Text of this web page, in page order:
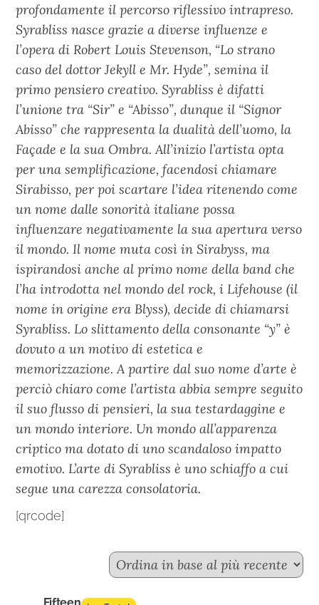
profondamente il percorso riflessivo intrapreso.
Syrabliss nasce grazie a diverse influenze e
l’opera di Robert Louis Stevenson, “Lo strano
caso del dottor Jekyll e Mr. Hyde”, semina il
primo pensiero creativo. Syrabliss è difatti
l’unione tra “Sir” e “Abisso”, dunque il “Signor
Abisso” che rappresenta la dualità dell’uomo, la
Façade e la sua Ombra. All’inizio l’artista opta
per una semplificazione, facendosi chiamare
Sirabisso, per poi scartare l’idea ritenendo come
un nome dalle sonorità italiane possa
influenzare negativamente la sua apertura verso
il mondo. Il nome muta così in Sirabyss, ma
ispirandosi anche al primo nome della band che
l’ha introdotta nel mondo del rock, i Lifehouse (il
nome in origine era Blyss), decide di chiamarsi
Syrabliss. Lo slittamento della consonante “y” è
dovuto a un motivo di estetica e
memorizzazione. A partire dal suo nome d’arte è
perciò chiaro come l’artista abbia sempre seguito
il suo flusso di pensieri, la sua testardaggine e
un mondo interiore. Un mondo all’apparenza
criptico ma dotato di uno scandaloso impatto
emotivo. L’arte di Syrabliss è uno schiaffo a cui
segue una carezza consolatoria.
[qrcode]